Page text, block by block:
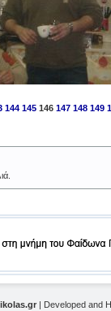
144 145 146 147 148 149
| Developed and